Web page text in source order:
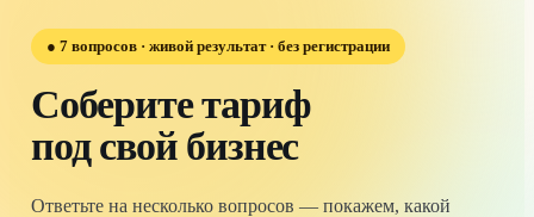
● 7 вопросов · живой результат · без регистрации
Соберите тариф
под свой бизнес
Ответьте на несколько вопросов — покажем, какой